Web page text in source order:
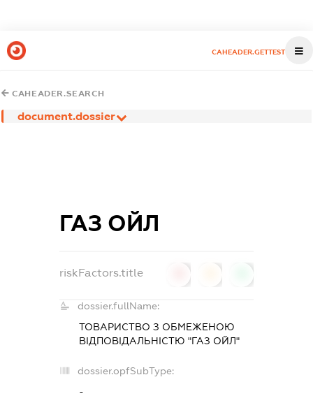
CAHEADER.GETTEST
CAHEADER.SEARCH
document.dossier
ГАЗ ОЙЛ
riskFactors.title
dossier.fullName:
ТОВАРИСТВО З ОБМЕЖЕНОЮ
ВІДПОВІДАЛЬНІСТЮ "ГАЗ ОЙЛ"
dossier.opfSubType:
-